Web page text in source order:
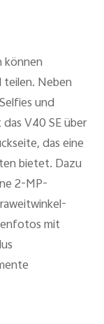
können
Neben
und
V40 SE über
das eine
bietet. Dazu
2-MP-
mit